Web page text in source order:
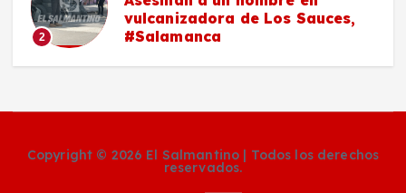
2
vulcanizadora de Los Sauces,
#Salamanca
Copyright © 2026 El Salmantino | Todos los derechos
reservados.